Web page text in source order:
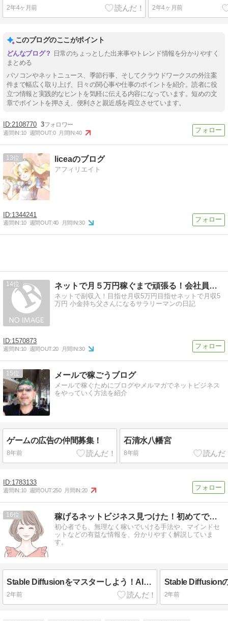
2年4ヶ月前 2年4ヶ月前
このブログのここがポイント
日常のちょっとした出来事やトレンド情報を分かりやすく
まとめる
パソコンやネットニュース、季節行事、そしてクラウドワークスの外注案
件まで幅広く取り上げ、日々の関心事や仕事のポイントを紹介。読者に役
立つ情報と実践的なヒントを気軽に伝える内容になっています。短めの文
章でポイントを押さえ、便利さと親近感を両立させています。
2108770 3
週間IN:10 週間OUT:0 月間IN:40
13 liceaのブログ
アフィリエイト
1344241
週間IN:10 週間OUT:40 月間IN:30
14 ネットで月５万円稼ぐまで頑張る！会社員の副業実践記
ネットで副収入！目指せ月収5万円目指せネットで月収5
万円 小金持ち父さんになるサラリーマンの日記
1570873
週間IN:10 週間OUT:20 月間IN:30
15 メールで稼ごうブログ
メールで稼ぐためにブログやメルマガでネットビジネス
をやっていく方法を紹介
ゲームの広告の仲間募集！
8年前
石清水八幡宮
8年前
1783133
週間IN:10 週間OUT:250 月間IN:20
16 稼げるネットビジネス見つけた！初めてでもできるビジネスを解説
初心者でも、無理なく稼いでいける手法や、マインドセ
ットなどの有益な情報を、分かりやすく解説していま
す。
Stable Diffusionをマスターしよう！AIアートの新時代を切り拓く追加学習のすべて
2年前 2年前